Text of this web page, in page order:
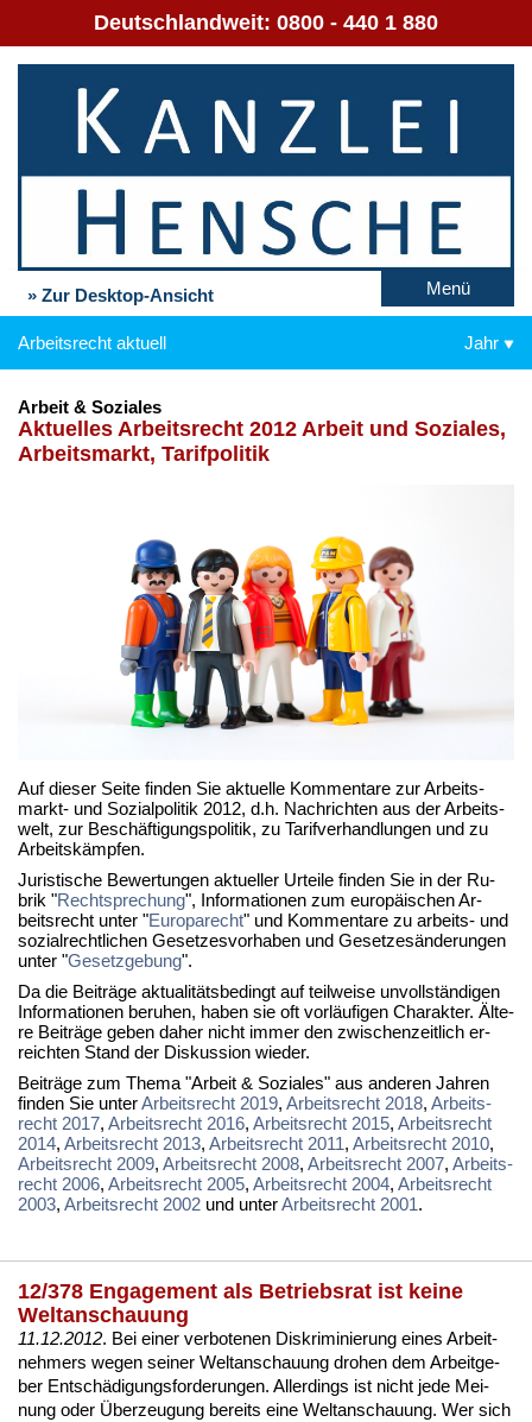
Deutschlandweit: 0800 - 440 1 880
» Zur Desktop-Ansicht Menü
Arbeitsrecht aktuell Jahr
Arbeit & Soziales
Ak­tu­el­les Ar­beits­recht 2012 Ar­beit und So­zia­les,
Ar­beits­markt, Ta­rif­po­li­tik
Auf die­ser Sei­te fin­den Sie ak­tu­el­le Kom­men­ta­re zur Ar­beits­
markt- und So­zi­al­po­li­tik 2012, d.h. Nach­rich­ten aus der Ar­beits­
welt, zur Be­schäf­ti­gungs­po­li­tik, zu Ta­rif­ver­hand­lun­gen und zu
Ar­beits­kämp­fen.
Ju­ris­ti­sche Be­wer­tun­gen ak­tu­el­ler Ur­tei­le fin­den Sie in der Ru­
brik "Recht­spre­chung", In­for­ma­tio­nen zum eu­ro­päi­schen Ar­
beits­recht un­ter "Eu­ro­pa­recht" und Kom­men­ta­re zu ar­beits- und
so­zi­al­recht­li­chen Ge­set­zes­vor­ha­ben und Ge­set­zes­än­de­run­gen
un­ter "Ge­setz­ge­bung".
Da die Bei­trä­ge ak­tua­li­täts­be­dingt auf teil­wei­se un­voll­stän­di­gen
In­for­ma­tio­nen be­ru­hen, ha­ben sie oft vor­läu­fi­gen Cha­rak­ter. Äl­te­
re Bei­trä­ge ge­ben da­her nicht im­mer den zwi­schen­zeit­lich er­
reich­ten Stand der Dis­kus­si­on wie­der.
Bei­trä­ge zum The­ma "Ar­beit & So­zia­les" aus an­de­ren Jah­ren
fin­den Sie un­terAr­beits­recht 2019, Ar­beits­recht 2018, Ar­beits­
recht 2017, Ar­beits­recht 2016, Ar­beits­recht 2015, Ar­beits­recht
2014, Ar­beits­recht 2013, Ar­beits­recht 2011, Ar­beits­recht 2010,
Ar­beits­recht 2009, Ar­beits­recht 2008, Ar­beits­recht 2007, Ar­beits­
recht 2006, Ar­beits­recht 2005, Ar­beits­recht 2004, Ar­beits­recht
2003, Ar­beits­recht 2002 und un­terAr­beits­recht 2001.
12/378 Engagement als Betriebsrat ist keine
Weltanschauung
11.12.2012. Bei ei­ner ver­bo­te­nen Dis­kri­mi­nie­rung ei­nes Ar­beit­
neh­mers we­gen sei­ner Welt­an­schau­ung dro­hen dem Ar­beit­ge­
ber Entschädi­gungs­for­de­run­gen. Al­ler­dings ist nicht je­de Mei­
nung oder Über­zeu­gung be­reits ei­ne Welt­an­schau­ung. Wer sich